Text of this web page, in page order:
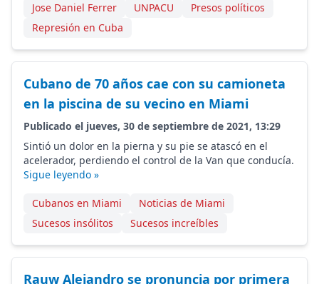
Jose Daniel Ferrer UNPACU
Presos políticos
Represión en Cuba
Cubano de 70 años cae con su camioneta
en la piscina de su vecino en Miami
Publicado el jueves, 30 de septiembre de 2021, 13:29
Sintió un dolor en la pierna y su pie se atascó en el
acelerador, perdiendo el control de la Van que conducía.
Sigue leyendo »
Cubanos en Miami
Noticias de Miami
Sucesos insólitos
Sucesos increíbles
Rauw Alejandro se pronuncia por primera